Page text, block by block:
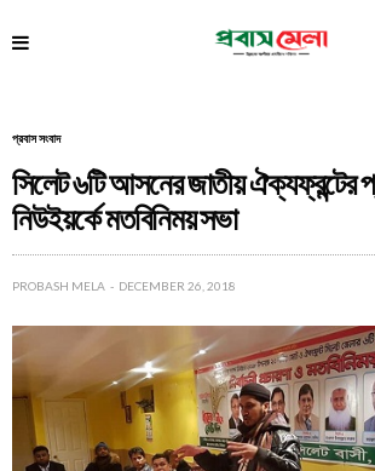
প্রবাস সংবাদ
সিলেট ৬টি আসনের জাতীয় ঐক্যফ্রন্টের
নিউইয়র্কে মতবিনিময় সভা
PROBASH MELA DECEMBER 26, 2018